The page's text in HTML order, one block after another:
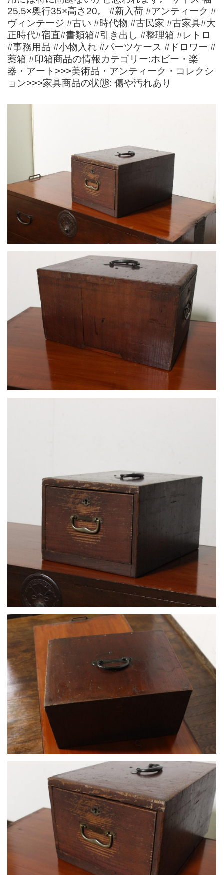
25.5×奥行35×高さ20。 #新入荷 #アンティーク #
ヴィンテージ #古い #時代物 #古民家 #古家具#大
正時代#宿直#書類箱#引き出し #整理箱 #レトロ
#事務用品 #小物入れ #パーツケース #ドロワー #
薬箱 #印箱商品の情報カテゴリー:ホビー・楽
器・アート>>>美術品・アンティーク・コレクシ
ョン>>>家具商品の状態: 傷や汚れあり